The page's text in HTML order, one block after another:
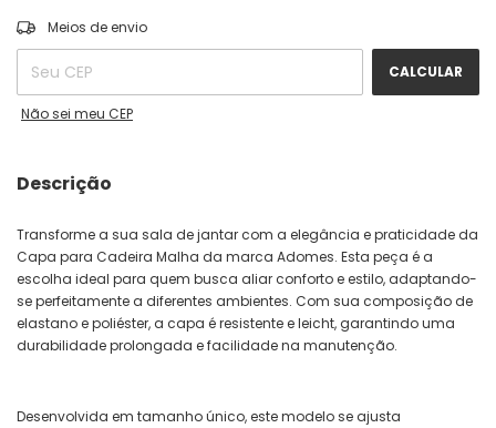
Entregas para o CEP:
Meios de envio
CALCULAR
Não sei meu CEP
Descrição
Transforme a sua sala de jantar com a elegância e praticidade da
Capa para Cadeira Malha da marca Adomes. Esta peça é a
escolha ideal para quem busca aliar conforto e estilo, adaptando-
se perfeitamente a diferentes ambientes. Com sua composição de
elastano e poliéster, a capa é resistente e leicht, garantindo uma
durabilidade prolongada e facilidade na manutenção.
Desenvolvida em tamanho único, este modelo se ajusta